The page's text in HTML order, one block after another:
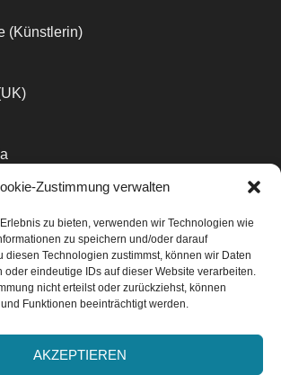
Zustimmung verwalten
zu bieten, verwenden wir Technologien wie
zu speichern und/oder darauf
diesen Technologien zustimmst, können wir Daten
oder eindeutige IDs auf dieser Website verarbeiten.
nicht erteilst oder zurückziehst, können
Funktionen beeinträchtigt werden.
AKZEPTIEREN
(Künstlerin)